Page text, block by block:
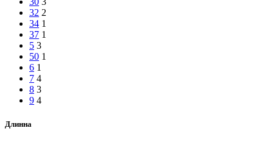
32 2
34 1
37 1
5 3
50 1
6 1
7 4
8 3
9 4
Длинна